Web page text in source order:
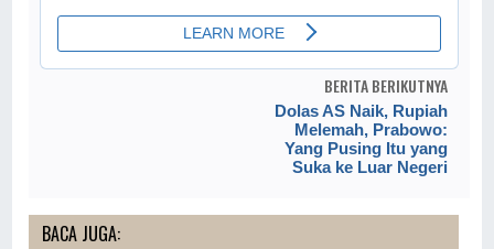
BERITA BERIKUTNYA
Dolas AS Naik, Rupiah
Melemah, Prabowo:
Yang Pusing Itu yang
Suka ke Luar Negeri
BACA JUGA: